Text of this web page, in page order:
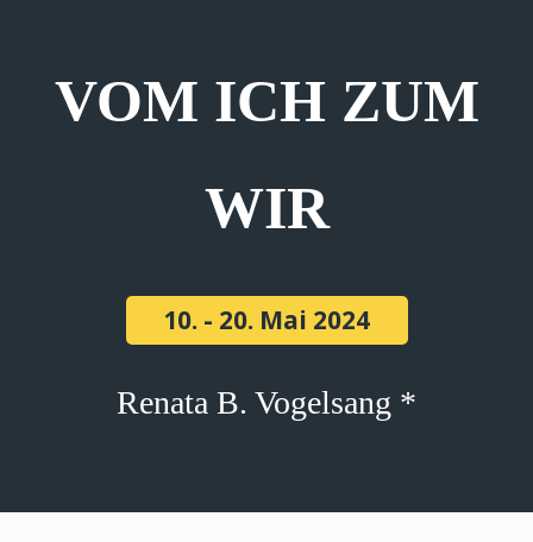
VOM ICH ZUM
WIR
10. - 20. Mai 2024
Renata B. Vogelsang *